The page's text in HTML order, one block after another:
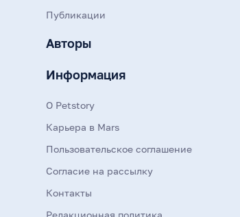
Публикации
Авторы
Информация
О Petstory
Карьера в Mars
Пользовательское соглашение
Согласие на рассылку
Контакты